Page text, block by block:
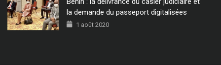
la demande du passeport digitalisées
1 août 2020